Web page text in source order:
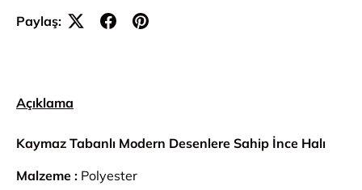
Paylaş:
Açıklama
Kaymaz Tabanlı Modern Desenlere Sahip İnce Halı
Malzeme : Polyester